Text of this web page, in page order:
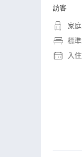
訪客
家
標
入